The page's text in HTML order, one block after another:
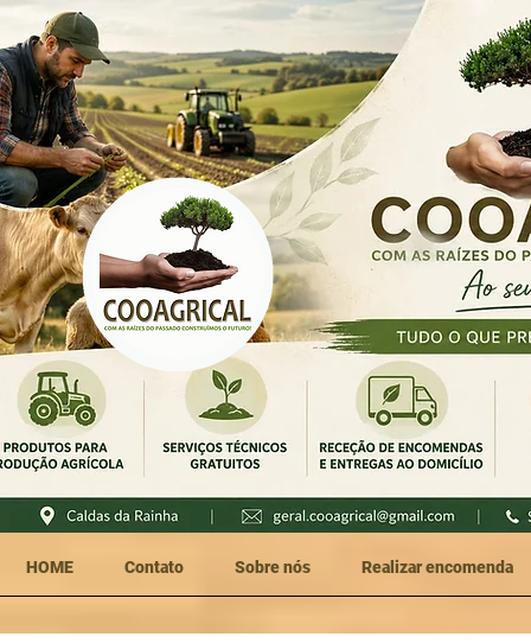
HOME Contato Sobre nós Realizar encomenda